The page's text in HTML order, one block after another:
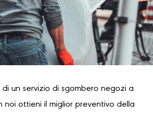
di un servizio di sgombero negozi a
noi ottieni il miglior preventivo della